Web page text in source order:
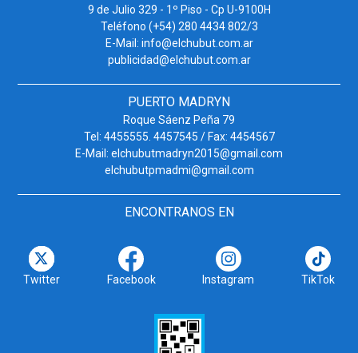
9 de Julio 329 - 1º Piso - Cp U-9100H
Teléfono (+54) 280 4434 802/3
E-Mail: info@elchubut.com.ar
publicidad@elchubut.com.ar
PUERTO MADRYN
Roque Sáenz Peña 79
Tel: 4455555. 4457545 / Fax: 4454567
E-Mail: elchubutmadryn2015@gmail.com
elchubutpmadmi@gmail.com
ENCONTRANOS EN
Twitter Facebook Instagram TikTok